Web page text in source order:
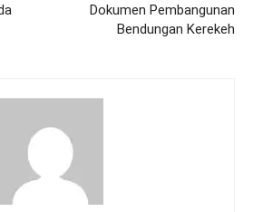
Dokumen Pembangunan
Bendungan Kerekeh